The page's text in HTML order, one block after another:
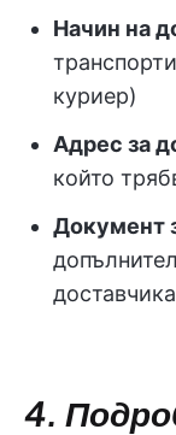
Начин на
куриер)
Адрес за
който
Документ
4.